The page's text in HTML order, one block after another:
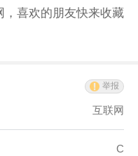
喜欢的朋友快来收藏
举报
互联网
C